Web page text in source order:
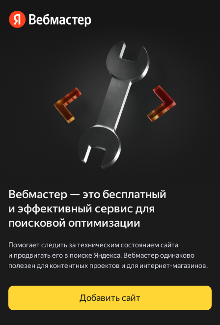
Вебмастер — это бесплатный
и эффективный сервис для
поисковой оптимизации
Помогает следить за техническим состоянием сайта
и продвигать его в поиске Яндекса. Вебмастер одинаково
полезен для контентных проектов и для интернет-магазинов.
Добавить сайт